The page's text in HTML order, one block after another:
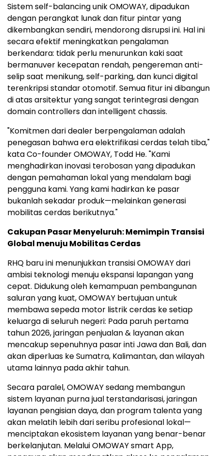
Sistem self-balancing unik OMOWAY, dipadukan
dengan perangkat lunak dan fitur pintar yang
dikembangkan sendiri, mendorong disrupsi ini. Hal ini
secara efektif meningkatkan pengalaman
berkendara: tidak perlu menurunkan kaki saat
bermanuver kecepatan rendah, pengereman anti-
selip saat menikung, self-parking, dan kunci digital
terenkripsi standar otomotif. Semua fitur ini dibangun
di atas arsitektur yang sangat terintegrasi dengan
domain controllers dan intelligent chassis.
"Komitmen dari dealer berpengalaman adalah
penegasan bahwa era elektrifikasi cerdas telah tiba,"
kata Co-founder OMOWAY, Todd He. "Kami
menghadirkan inovasi terobosan yang dipadukan
dengan pemahaman lokal yang mendalam bagi
pengguna kami. Yang kami hadirkan ke pasar
bukanlah sekadar produk—melainkan generasi
mobilitas cerdas berikutnya."
Cakupan Pasar Menyeluruh: Memimpin Transisi
Global menuju Mobilitas Cerdas
RHQ baru ini menunjukkan transisi OMOWAY dari
ambisi teknologi menuju ekspansi lapangan yang
cepat. Didukung oleh kemampuan pembangunan
saluran yang kuat, OMOWAY bertujuan untuk
membawa sepeda motor listrik cerdas ke setiap
keluarga di seluruh negeri: Pada paruh pertama
tahun 2026, jaringan penjualan & layanan akan
mencakup sepenuhnya pasar inti Jawa dan Bali, dan
akan diperluas keSumatra, Kalimantan, dan wilayah
utama lainnya pada akhir tahun.
Secara paralel, OMOWAY sedang membangun
sistem layanan purna jual terstandarisasi, jaringan
layanan pengisian daya, dan program talenta yang
akan melatih lebih dari seribu profesional lokal—
menciptakan ekosistem layanan yang benar-benar
berkelanjutan. Melalui OMOWAY smart App,